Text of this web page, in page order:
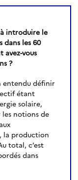
à introduire le
dans les 60
avez-vous
?
entendu définir
étant
solaire,
les notions de
la production
total, c’est
dans